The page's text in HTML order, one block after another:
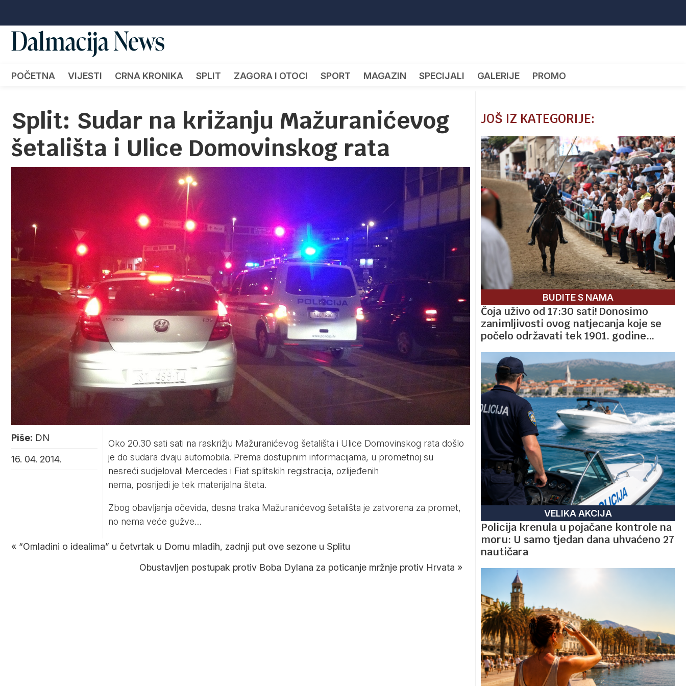
POČETNA VIJESTI CRNA KRONIKA SPLIT ZAGORA I OTOCI SPORT MAGAZIN SPECIJALI GALERIJE PROMO
Split: Sudar na križanju Mažuranićevog
šetališta i Ulice Domovinskog rata
Piše: DN
16. 04. 2014.
Oko 20.30 sati sati na raskrižju Mažuranićevog šetališta i Ulice Domovinskog rata došlo
je do sudara dvaju automobila. Prema dostupnim informacijama, u prometnoj su
nesreći sudjelovali Mercedes i Fiat splitskih registracija, ozlijeđenih
nema, posrijedi je tek materijalna šteta.
Zbog obavljanja očevida, desna traka Mažuranićevog šetališta je zatvorena za promet,
no nema veće gužve…
« “Omladini o idealima” u četvrtak u Domu mladih, zadnji put ove sezone u Splitu
Obustavljen postupak protiv Boba Dylana za poticanje mržnje protiv Hrvata »
JOŠ IZ KATEGORIJE:
BUDITE S NAMA
Čoja uživo od 17:30 sati! Donosimo
zanimljivosti ovog natjecanja koje se
počelo održavati tek 1901. godine…
VELIKA AKCIJA
Policija krenula u pojačane kontrole na
moru: U samo tjedan dana uhvaćeno 27
nautičara